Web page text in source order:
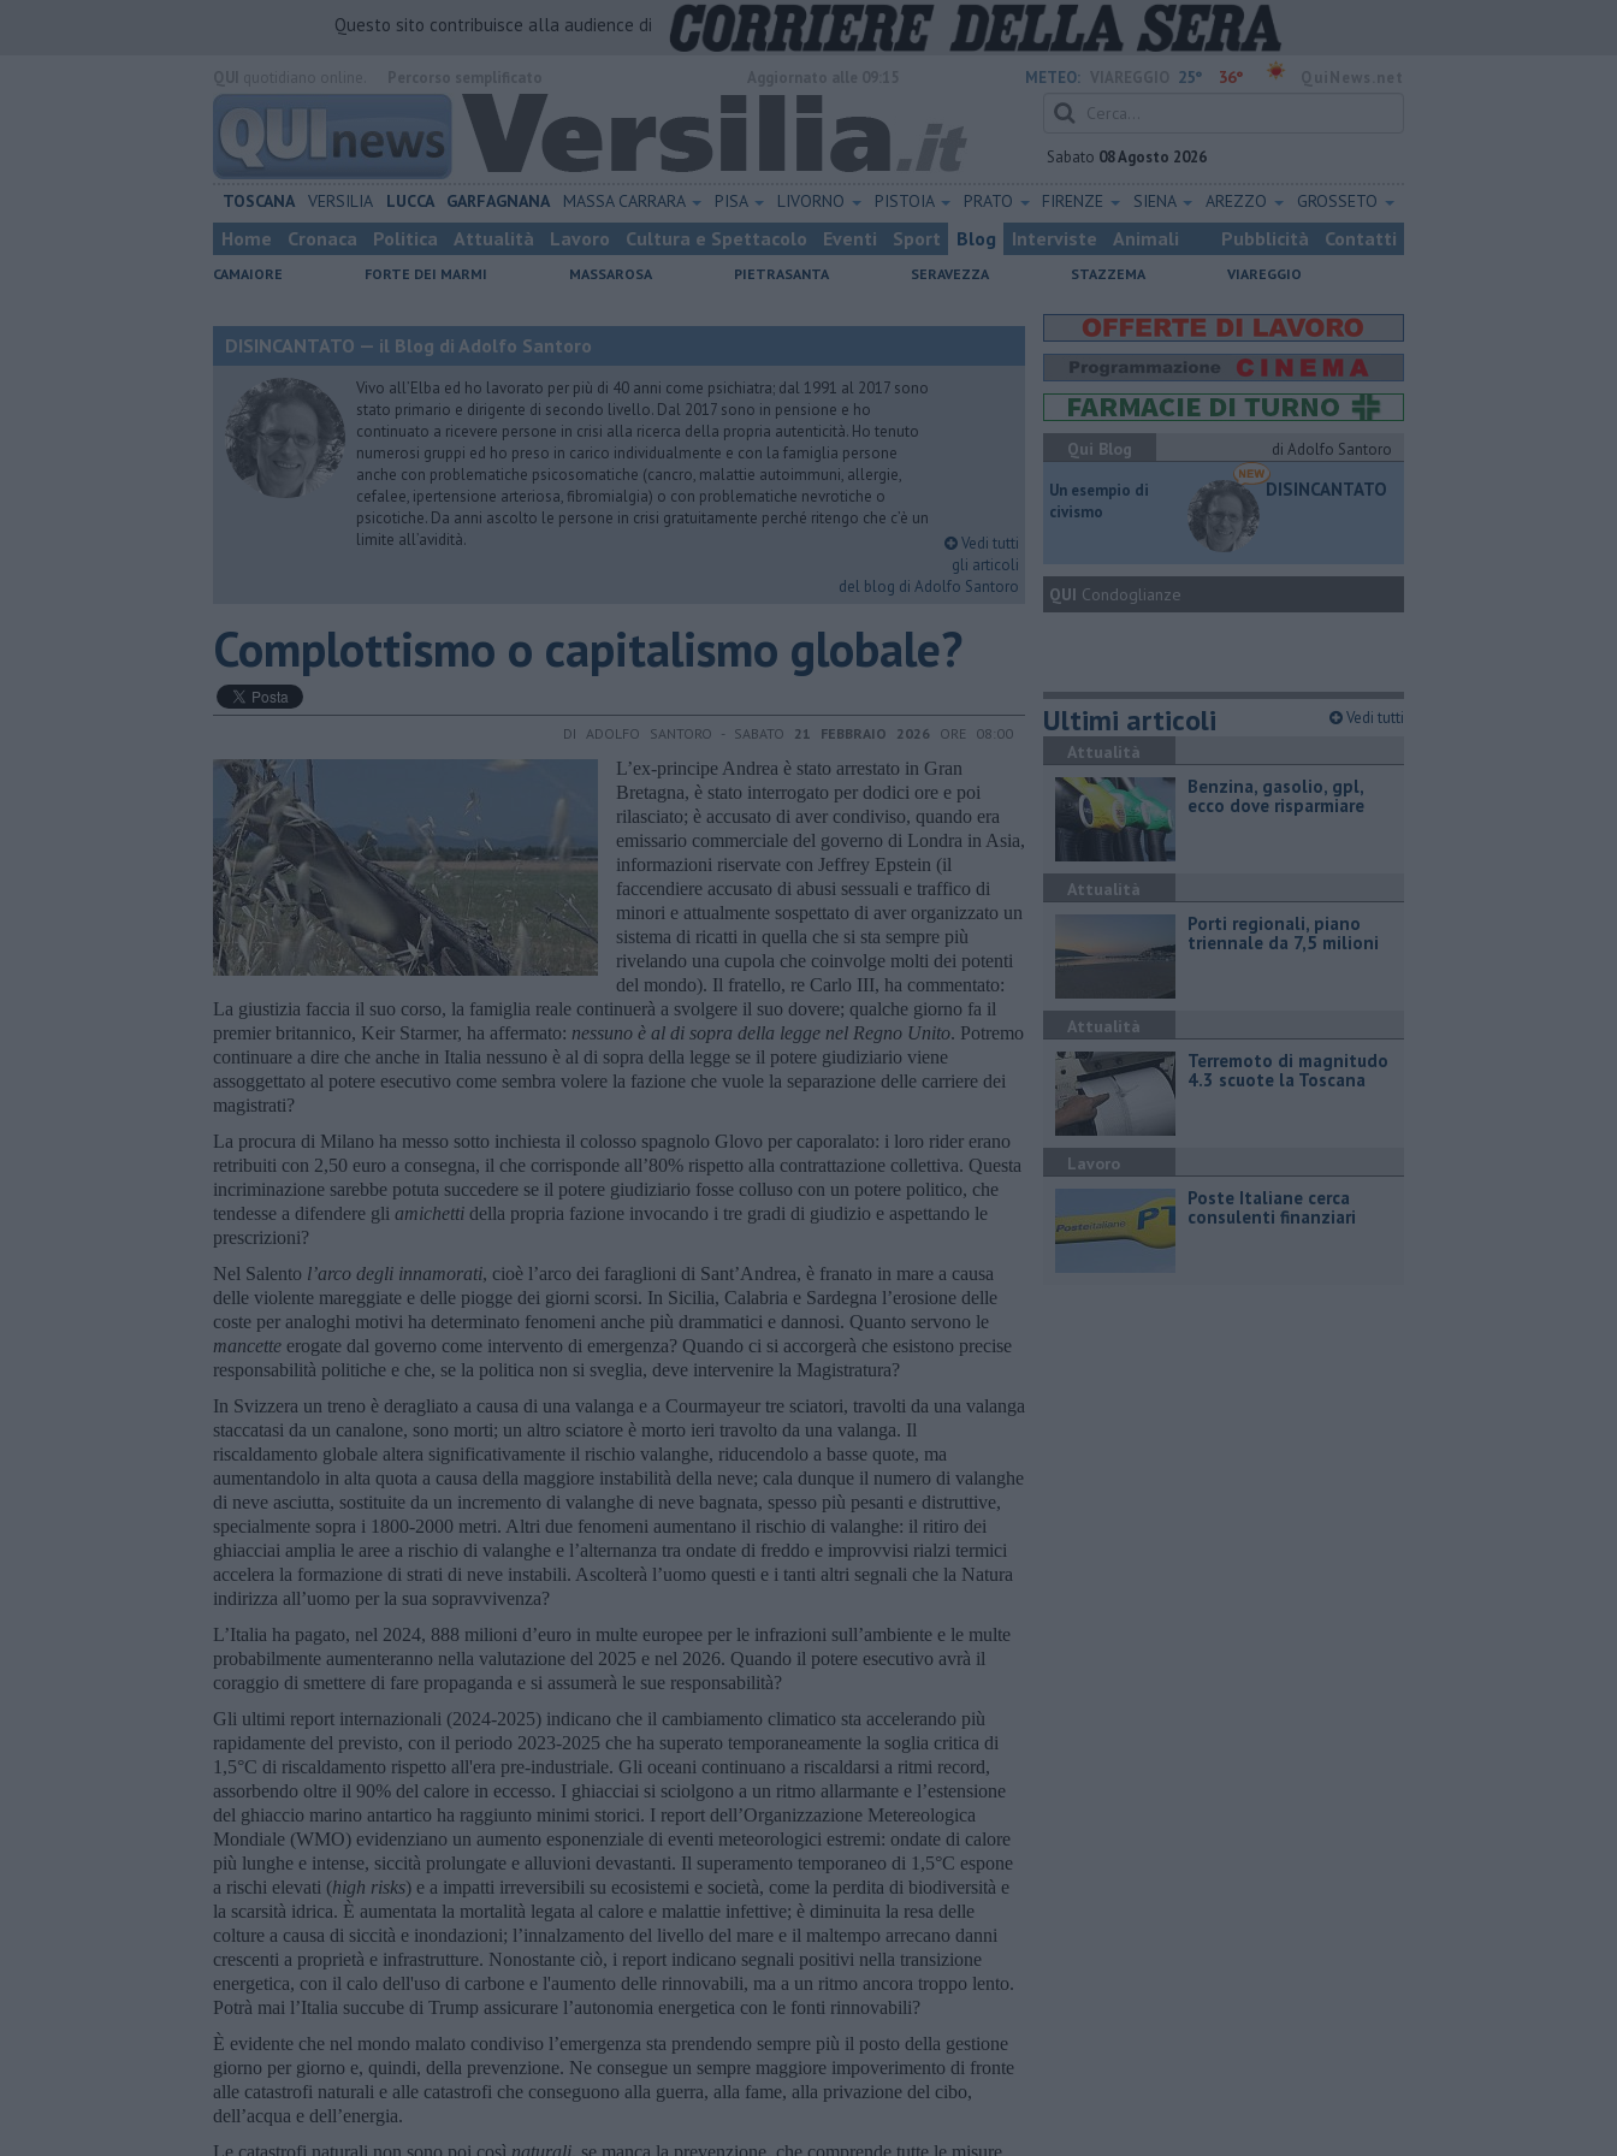
Questo sito contribuisce alla audience di
METEO: 25° 36°
Sabato 08 Agosto 2026
TOSCANA VERSILIA LUCCA GARFAGNANA MASSA CARRARA PISA LIVORNO PISTOIA PRATO FIRENZE SIENA AREZZO GROSSETO
Home Cronaca Politica Attualità Lavoro Cultura e Spettacolo Eventi Sport Blog Interviste Animali Pubblicità Contatti
CAMAIORE FORTE DEI MARMI MASSAROSA PIETRASANTA SERAVEZZA STAZZEMA VIAREGGIO
DISINCANTATO — il Blog di Adolfo Santoro
Vivo all’Elba ed ho lavorato per più di 40 anni come psichiatra; dal 1991 al 2017 sono
stato primario e dirigente di secondo livello. Dal 2017 sono in pensione e ho
continuato a ricevere persone in crisi alla ricerca della propria autenticità. Ho tenuto
numerosi gruppi ed ho preso in carico individualmente e con la famiglia persone
anche con problematiche psicosomatiche (cancro, malattie autoimmuni, allergie,
cefalee, ipertensione arteriosa, fibromialgia) o con problematiche nevrotiche o
psicotiche. Da anni ascolto le persone in crisi gratuitamente perché ritengo che c’è un
limite all’avidità.
Vedi tutti
gli articoli
del blog di Adolfo Santoro
​Complottismo o capitalismo globale?
DI ADOLFO SANTORO - SABATO 21 FEBBRAIO 2026 ORE 08:00
L’ex-principe Andrea è stato arrestato in Gran
Bretagna, è stato interrogato per dodici ore e poi
rilasciato; è accusato di aver condiviso, quando era
emissario commerciale del governo di Londra in Asia,
informazioni riservate con Jeffrey Epstein (il
faccendiere accusato di abusi sessuali e traffico di
minori e attualmente sospettato di aver organizzato un
sistema di ricatti in quella che si sta sempre più
rivelando una cupola che coinvolge molti dei potenti
del mondo). Il fratello, re Carlo III, ha commentato:
La giustizia faccia il suo corso, la famiglia reale continuerà a svolgere il suo dovere; qualche giorno fa il
premier britannico, Keir Starmer, ha affermato: nessuno è al di sopra della legge nel Regno Unito. Potremo
continuare a dire che anche in Italia nessuno è al di sopra della legge se il potere giudiziario viene
assoggettato al potere esecutivo come sembra volere la fazione che vuole la separazione delle carriere dei
magistrati?
La procura di Milano ha messo sotto inchiesta il colosso spagnolo Glovo per caporalato: i loro rider erano
retribuiti con 2,50 euro a consegna, il che corrisponde all’80% rispetto alla contrattazione collettiva. Questa
incriminazione sarebbe potuta succedere se il potere giudiziario fosse colluso con un potere politico, che
tendesse a difendere gli amichetti della propria fazione invocando i tre gradi di giudizio e aspettando le
prescrizioni?
Nel Salento l’arco degli innamorati, cioè l’arco dei faraglioni di Sant’Andrea, è franato in mare a causa
delle violente mareggiate e delle piogge dei giorni scorsi. In Sicilia, Calabria e Sardegna l’erosione delle
coste per analoghi motivi ha determinato fenomeni anche più drammatici e dannosi. Quanto servono le
mancette erogate dal governo come intervento di emergenza? Quando ci si accorgerà che esistono precise
responsabilità politiche e che, se la politica non si sveglia, deve intervenire la Magistratura?
In Svizzera un treno è deragliato a causa di una valanga e a Courmayeur tre sciatori, travolti da una valanga
staccatasi da un canalone, sono morti; un altro sciatore è morto ieri travolto da una valanga. Il
riscaldamento globale altera significativamente il rischio valanghe, riducendolo a basse quote, ma
aumentandolo in alta quota a causa della maggiore instabilità della neve; cala dunque il numero di valanghe
di neve asciutta, sostituite da un incremento di valanghe di neve bagnata, spesso più pesanti e distruttive,
specialmente sopra i 1800-2000 metri. Altri due fenomeni aumentano il rischio di valanghe: il ritiro dei
ghiacciai amplia le aree a rischio di valanghe e l’alternanza tra ondate di freddo e improvvisi rialzi termici
accelera la formazione di strati di neve instabili. Ascolterà l’uomo questi e i tanti altri segnali che la Natura
indirizza all’uomo per la sua sopravvivenza?
L’Italia ha pagato, nel 2024, 888 milioni d’euro in multe europee per le infrazioni sull’ambiente e le multe
probabilmente aumenteranno nella valutazione del 2025 e nel 2026. Quando il potere esecutivo avrà il
coraggio di smettere di fare propaganda e si assumerà le sue responsabilità?
Gli ultimi report internazionali (2024-2025) indicano che il cambiamento climatico sta accelerando più
rapidamente del previsto, con il periodo 2023-2025 che ha superato temporaneamente la soglia critica di
1,5°C di riscaldamento rispetto all'era pre-industriale. Gli oceani continuano a riscaldarsi a ritmi record,
assorbendo oltre il 90% del calore in eccesso. I ghiacciai si sciolgono a un ritmo allarmante e l’estensione
del ghiaccio marino antartico ha raggiunto minimi storici. I report dell’Organizzazione Metereologica
Mondiale (WMO) evidenziano un aumento esponenziale di eventi meteorologici estremi: ondate di calore
più lunghe e intense, siccità prolungate e alluvioni devastanti. Il superamento temporaneo di 1,5°C espone
a rischi elevati (high risks) e a impatti irreversibili su ecosistemi e società, come la perdita di biodiversità e
la scarsità idrica. È aumentata la mortalità legata al calore e malattie infettive; è diminuita la resa delle
colture a causa di siccità e inondazioni; l’innalzamento del livello del mare e il maltempo arrecano danni
crescenti a proprietà e infrastrutture. Nonostante ciò, i report indicano segnali positivi nella transizione
energetica, con il calo dell'uso di carbone e l'aumento delle rinnovabili, ma a un ritmo ancora troppo lento.
Potrà mai l’Italia succube di Trump assicurare l’autonomia energetica con le fonti rinnovabili?
È evidente che nel mondo malato condiviso l’emergenza sta prendendo sempre più il posto della gestione
giorno per giorno e, quindi, della prevenzione. Ne consegue un sempre maggiore impoverimento di fronte
alle catastrofi naturali e alle catastrofi che conseguono alla guerra, alla fame, alla privazione del cibo,
dell’acqua e dell’energia.
Le catastrofi naturali non sono poi così naturali, se manca la prevenzione, che comprende tutte le misure
Qui Blog
di Adolfo Santoro
​Un esempio di
civismo
DISINCANTATO
QUI Condoglianze
Ultimi articoli Vedi tutti
Attualità
​Benzina, gasolio, gpl,
ecco dove risparmiare
Attualità
Porti regionali, piano
triennale da 7,5 milioni
Attualità
Terremoto di magnitudo
4.3 scuote la Toscana
Lavoro
Poste Italiane cerca
consulenti finanziari